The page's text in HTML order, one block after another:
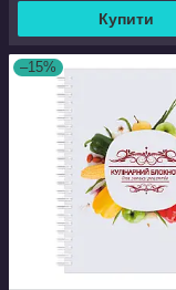
Купити
–15%